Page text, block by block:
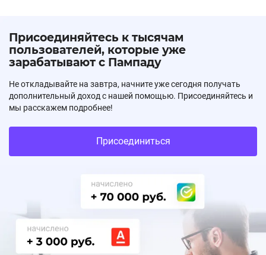
Присоединяйтесь к тысячам
пользователей, которые уже
зарабатывают с Пампаду
Не откладывайте на завтра, начните уже сегодня получать
дополнительный доход с нашей помощью. Присоединяйтесь и
мы расскажем подробнее!
Присоединиться